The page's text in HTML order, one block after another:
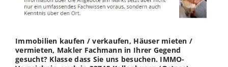
Immobilien kaufen / verkaufen, Häuser mieten /
vermieten, Makler Fachmann in Ihrer Gegend
gesucht? Klasse dass Sie uns besuchen. IMMO-